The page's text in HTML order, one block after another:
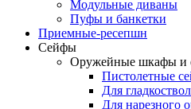
Модульные диваны
Пуфы и банкетки
Приемные-ресепшн
Сейфы
Оружейные шкафы и
Пистолетные
Для
Для нарезного